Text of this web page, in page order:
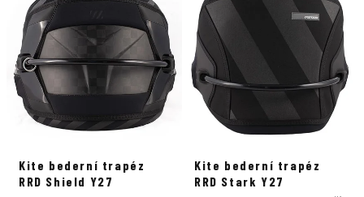
Kite bederní trapéz
RRD Shield Y27
Kite bederní trapéz
RRD Stark Y27